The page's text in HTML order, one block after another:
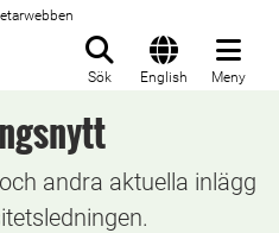
Sök English Meny
andra aktuella inlägg